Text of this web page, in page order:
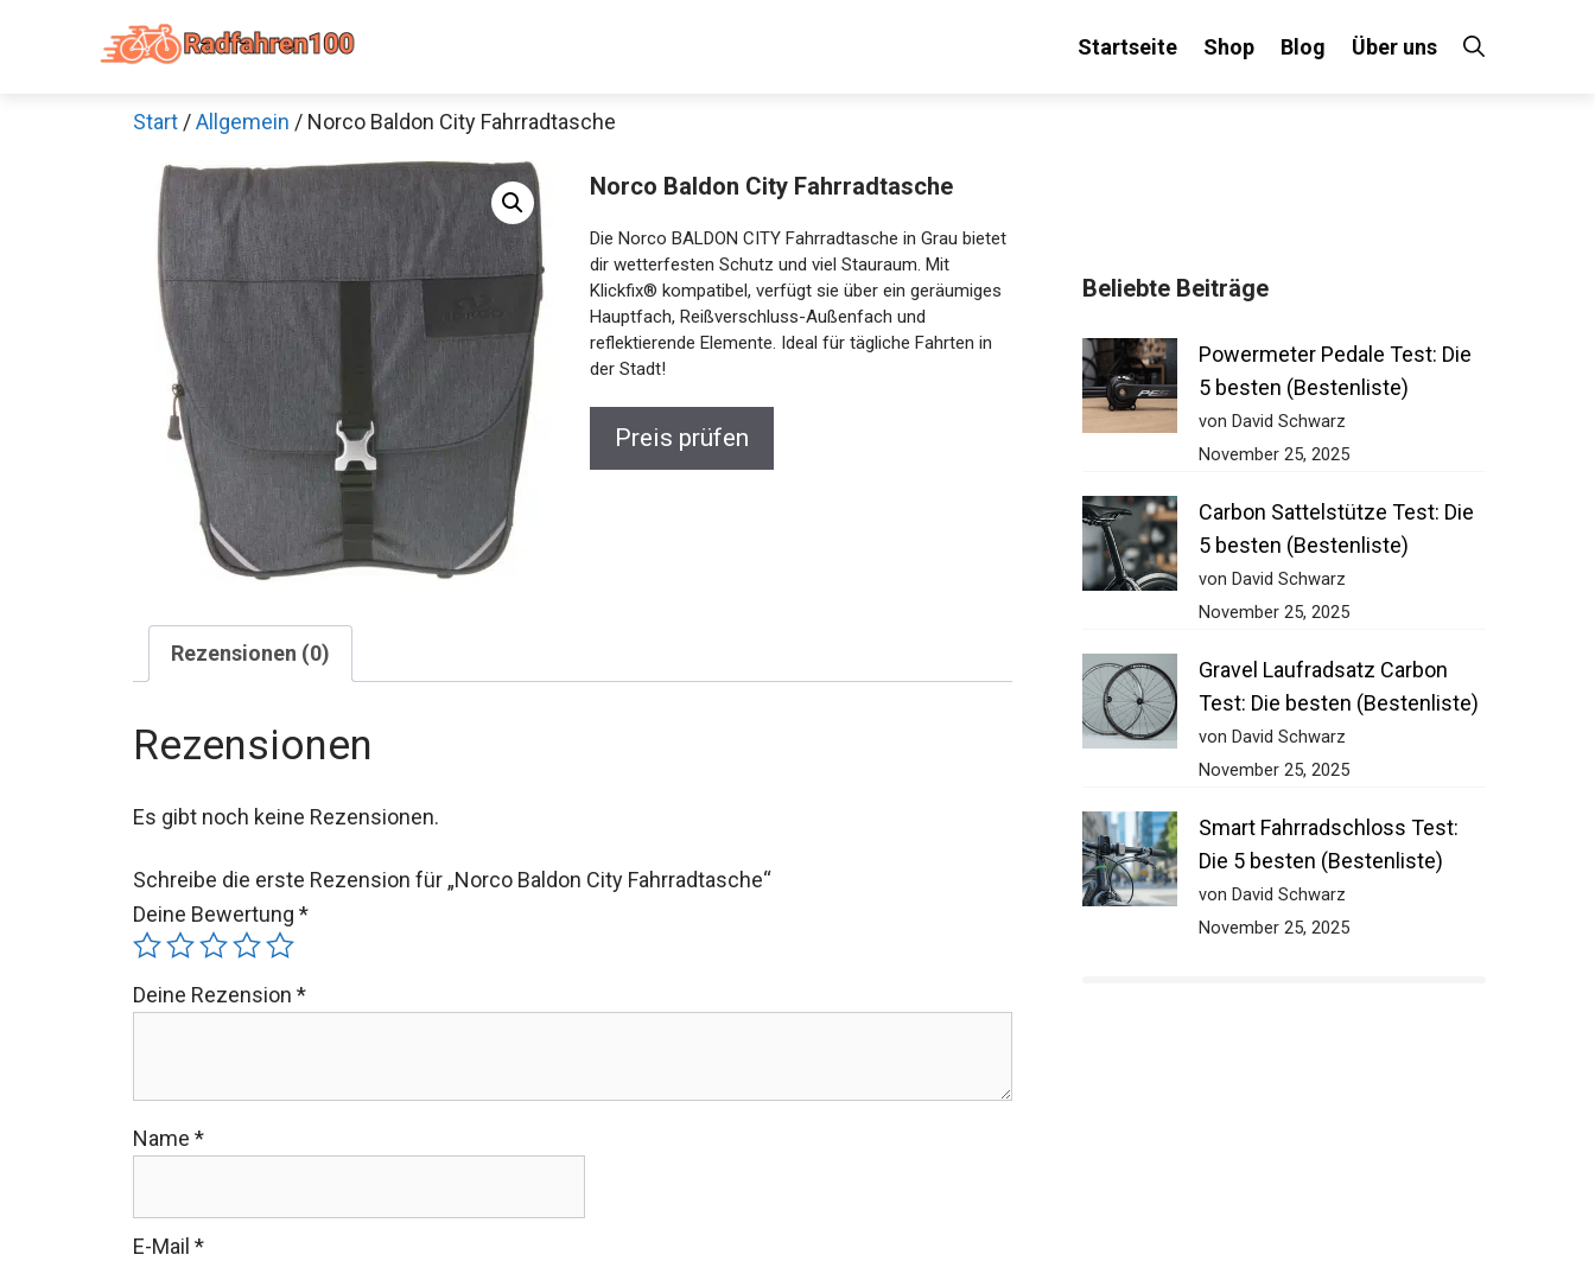
Startseite Shop Blog Über uns
Start /Allgemein / Norco Baldon City Fahrradtasche
Norco Baldon City Fahrradtasche
Die Norco BALDON CITY Fahrradtasche in Grau bietet
dir wetterfesten Schutz und viel Stauraum. Mit
Klickfix® kompatibel, verfügt sie über ein geräumiges
Hauptfach, Reißverschluss-Außenfach und
reflektierende Elemente. Ideal für tägliche Fahrten in
der Stadt!
Preis prüfen
Rezensionen (0)
Rezensionen
Es gibt noch keine Rezensionen.
Schreibe die erste Rezension für „Norco Baldon City Fahrradtasche“
Deine Bewertung *
Deine Rezension *
Name *
E-Mail *
Beliebte Beiträge
Powermeter Pedale Test: Die
5 besten (Bestenliste)
von David Schwarz
November 25, 2025
Carbon Sattelstütze Test: Die
5 besten (Bestenliste)
von David Schwarz
November 25, 2025
Gravel Laufradsatz Carbon
Test: Die besten (Bestenliste)
von David Schwarz
November 25, 2025
Smart Fahrradschloss Test:
Die 5 besten (Bestenliste)
von David Schwarz
November 25, 2025